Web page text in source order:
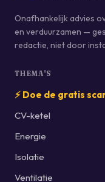
Onafhankelijk advies
en verduurzamen —
redactie, niet door
THEMA'S
⚡ Doe de gratis
CV-ketel
Energie
Isolatie
Ventilatie